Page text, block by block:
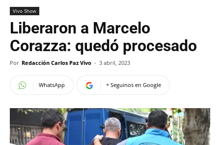
Vivo Show
Liberaron a Marcelo
Corazza: quedó procesado
Por Redacción Carlos Paz Vivo - 3 abril, 2023
WhatsApp + Seguinos en Google